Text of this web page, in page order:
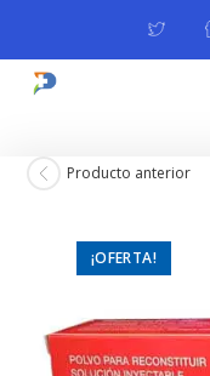
¡OFERTA!
Producto anterior